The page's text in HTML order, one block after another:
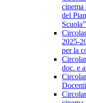
cinema
del
2025-
per la
doc. e